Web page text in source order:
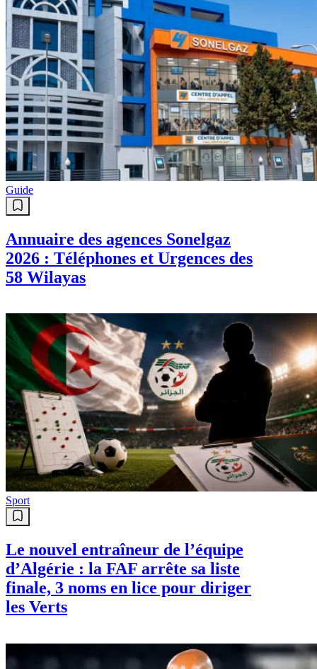
Guide
Annuaire des agences Sonelgaz
2026 : Téléphones et Urgences des
58 Wilayas
Sport
Le nouvel entraîneur de l’équipe
d’Algérie : la FAF arrête sa liste
finale, 3 noms en lice pour diriger
les Verts